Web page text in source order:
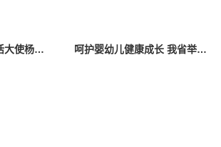
百果园携手美好生活大使杨幂，关爱中国儿童少年基金会困境儿童 呵护婴幼儿健康成长 我省举办托育服务宣传活动